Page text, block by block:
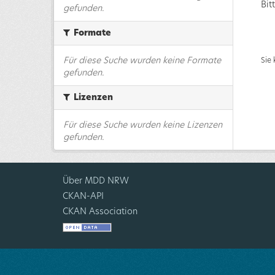
gefunden.
Formate
Für diese Suche wurden keine Formate
gefunden.
Lizenzen
Für diese Suche wurden keine Lizenzen
gefunden.
Sie
Über MDD NRW
CKAN-API
CKAN Association